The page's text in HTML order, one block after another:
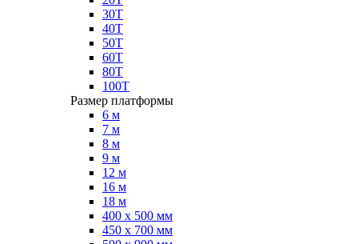
30Т
40Т
50Т
60Т
80Т
100Т
Размер платформы
6 м
7 м
8 м
9 м
12 м
16 м
18 м
400 х 500 мм
450 х 700 мм